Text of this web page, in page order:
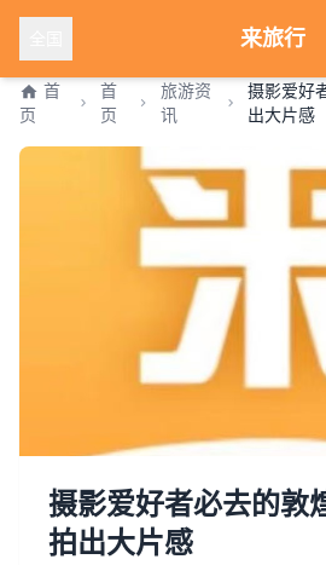
来旅行
首
页
首
页
旅游资
讯
摄影爱好
出大片感
摄影爱好者必去的敦
拍出大片感